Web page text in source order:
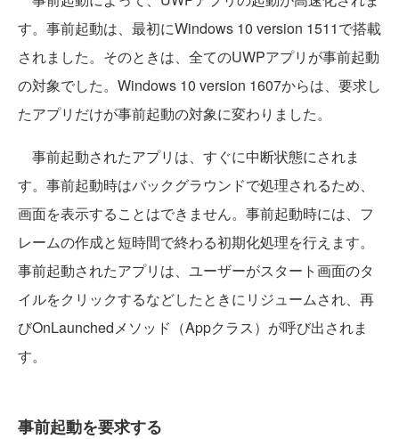
す。事前起動は、最初にWindows 10 version 1511で搭載
されました。そのときは、全てのUWPアプリが事前起動
の対象でした。Windows 10 version 1607からは、要求し
たアプリだけが事前起動の対象に変わりました。
事前起動されたアプリは、すぐに中断状態にされま
す。事前起動時はバックグラウンドで処理されるため、
画面を表示することはできません。事前起動時には、フ
レームの作成と短時間で終わる初期化処理を行えます。
事前起動されたアプリは、ユーザーがスタート画面のタ
イルをクリックするなどしたときにリジュームされ、再
びOnLaunchedメソッド（Appクラス）が呼び出されま
す。
事前起動を要求する